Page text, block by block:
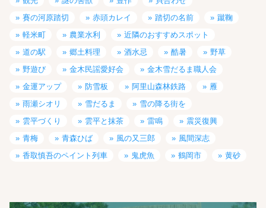
賽の河原踏切
赤頭カレイ 踏切の名前
蹴鞠
軽米町
農業水利
近隣のおすすめスポット
道の駅
郷土料理 酒水忌 酷暑
野草
野遊び
金木民謡愛好会
金木雪だるま職人会
金運アップ
防雪板 阿里山森林鉄路
雁
雨瀬シオリ
雪だるま
雪の降る街を
雲平づくり
雲平と抹茶 雷鳴
震災復興
青梅
青森ひば 風の又三郎
風間深志
香取慎吾のペイント列車
鬼虎魚 鶴岡市 黄砂